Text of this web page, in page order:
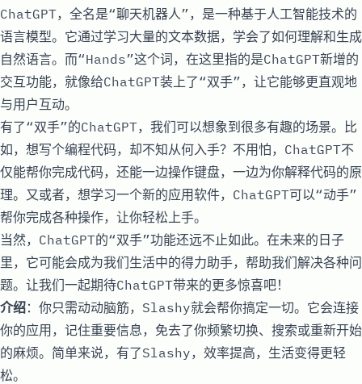
ChatGPT，全名是“聊天机器人”，是一种基于人工智能技术的
语言模型。它通过学习大量的文本数据，学会了如何理解和生成
自然语言。而“Hands”这个词，在这里指的是ChatGPT新增的
交互功能，就像给ChatGPT装上了“双手”，让它能够更直观地
与用户互动。
有了“双手”的ChatGPT，我们可以想象到很多有趣的场景。比
如，想写个编程代码，却不知从何入手？不用怕，ChatGPT不
仅能帮你完成代码，还能一边操作键盘，一边为你解释代码的原
理。又或者，想学习一个新的应用软件，ChatGPT可以“动手”
帮你完成各种操作，让你轻松上手。
当然，ChatGPT的“双手”功能还远不止如此。在未来的日子
里，它可能会成为我们生活中的得力助手，帮助我们解决各种问
题。让我们一起期待ChatGPT带来的更多惊喜吧！
介绍：你只需动动脑筋，Slashy就会帮你搞定一切。它会连接
你的应用，记住重要信息，免去了你频繁切换、搜索或重新开始
的麻烦。简单来说，有了Slashy，效率提高，生活变得更轻
松。